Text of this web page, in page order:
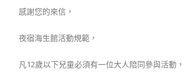
感謝您的來信，
夜宿海生館活動規範，
凡12歲以下兒童必須有一位大人陪同參與活動，